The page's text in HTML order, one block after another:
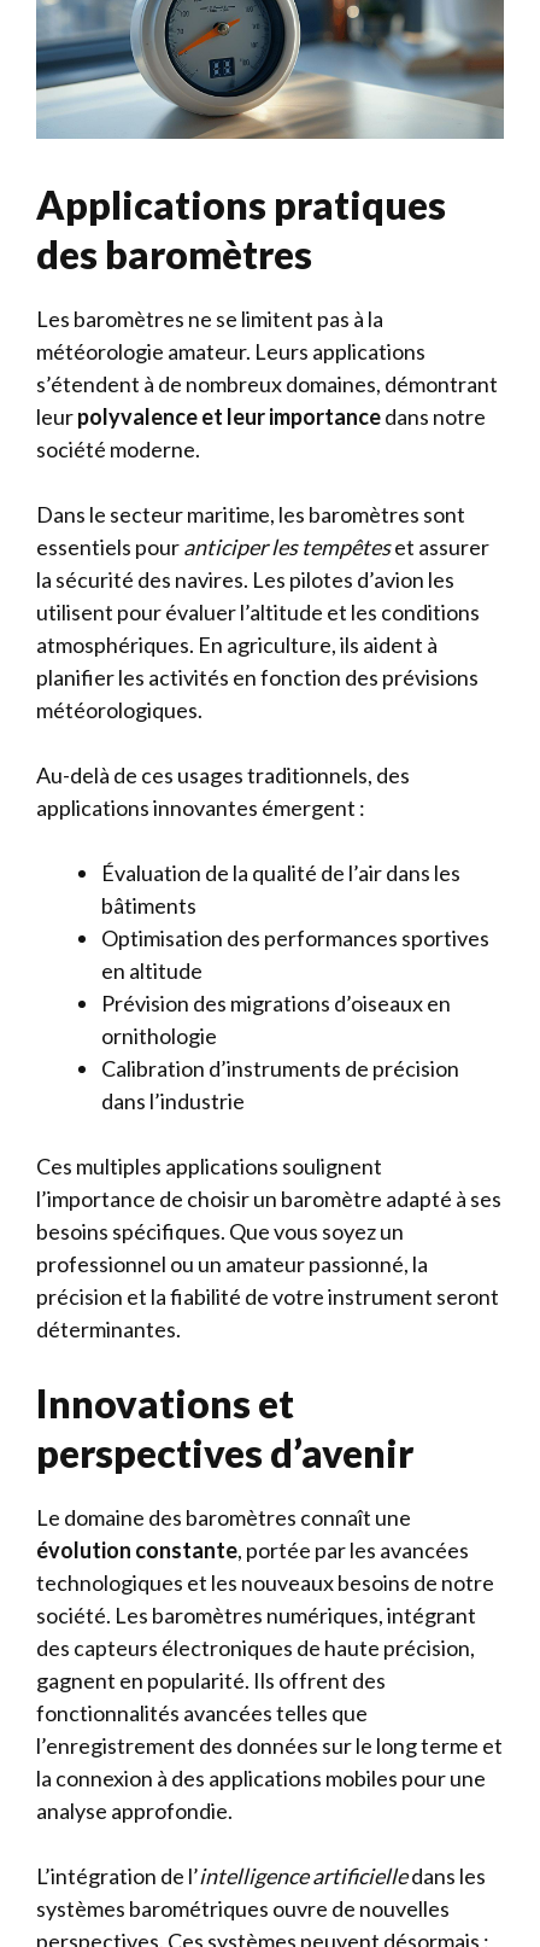
Applications pratiques
des baromètres
Les baromètres ne se limitent pas à la
météorologie amateur. Leurs applications
s’étendent à de nombreux domaines, démontrant
leurpolyvalence et leur importancedans notre
société moderne.
Dans le secteur maritime, les baromètres sont
essentiels pouranticiper les tempêteset assurer
la sécurité des navires. Les pilotes d’avion les
utilisent pour évaluer l’altitude et les conditions
atmosphériques. En agriculture, ils aident à
planifier les activités en fonction des prévisions
météorologiques.
Au-delà de ces usages traditionnels, des
applications innovantes émergent :
Évaluation de la qualité de l’air dans les
bâtiments
Optimisation des performances sportives
en altitude
Prévision des migrations d’oiseaux en
ornithologie
Calibration d’instruments de précision
dans l’industrie
Ces multiples applications soulignent
l’importance de choisir un baromètre adapté à ses
besoins spécifiques. Que vous soyez un
professionnel ou un amateur passionné, la
précision et la fiabilité de votre instrument seront
déterminantes.
Innovations et
perspectives d’avenir
Le domaine des baromètres connaît une
évolution constante, portée par les avancées
technologiques et les nouveaux besoins de notre
société. Les baromètres numériques, intégrant
des capteurs électroniques de haute précision,
gagnent en popularité. Ils offrent des
fonctionnalités avancées telles que
l’enregistrement des données sur le long terme et
la connexion à des applications mobiles pour une
analyse approfondie.
L’intégration de l’intelligence artificielledans les
systèmes barométriques ouvre de nouvelles
perspectives. Ces systèmes peuvent désormais :